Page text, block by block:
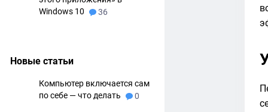
Windows 10
36
Новые статьи
Компьютер включается сам
по себе — что делать
0